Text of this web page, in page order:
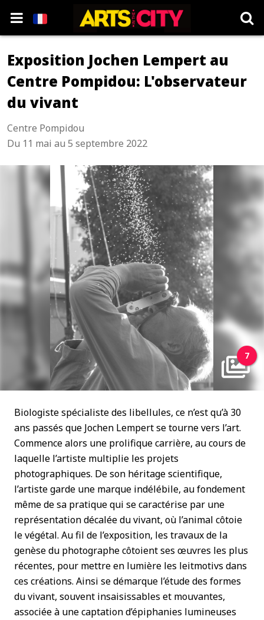
Exposition Jochen Lempert au
Centre Pompidou: L'observateur
du vivant
Centre Pompidou
Du 11 mai au 5 septembre 2022
7
Biologiste spécialiste des libellules, ce n’est qu’à 30
ans passés que Jochen Lempert se tourne vers l’art.
Commence alors une prolifique carrière, au cours de
laquelle l’artiste multiplie les projets
photographiques. De son héritage scientifique,
l’artiste garde une marque indélébile, au fondement
même de sa pratique qui se caractérise par une
représentation décalée du vivant, où l’animal côtoie
le végétal. Au fil de l’exposition, les travaux de la
genèse du photographe côtoient ses œuvres les plus
récentes, pour mettre en lumière les leitmotivs dans
ces créations. Ainsi se démarque l’étude des formes
du vivant, souvent insaisissables et mouvantes,
associée à une captation d’épiphanies lumineuses